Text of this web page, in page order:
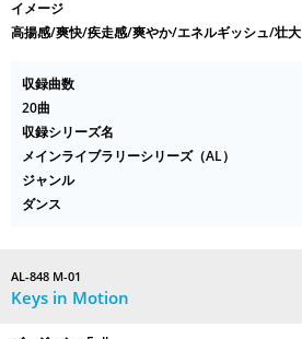
イメージ
高揚感/爽快/疾走感/爽やか/エネルギッシュ/壮大
収録曲数
20曲
収録シリーズ名
メインライブラリーシリーズ（AL）
ジャンル
ダンス
AL-848 M-01
Keys in Motion